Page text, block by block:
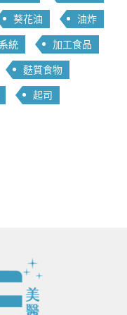
葵花油 油炸
統 加工食品
麩質食物
起司